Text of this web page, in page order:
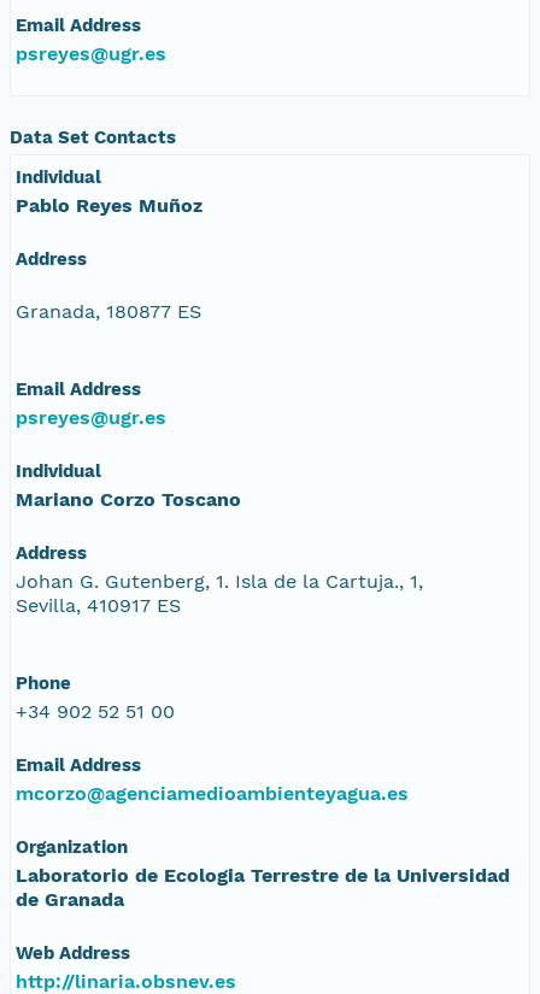
Email Address
psreyes@ugr.es
Data Set Contacts
Individual
Pablo Reyes Muñoz
Address
Granada, 180877 ES
Email Address
psreyes@ugr.es
Individual
Mariano Corzo Toscano
Address
Johan G. Gutenberg, 1. Isla de la Cartuja., 1,
Sevilla, 410917 ES
Phone
+34 902 52 51 00
Email Address
mcorzo@agenciamedioambienteyagua.es
Organization
Laboratorio de Ecologia Terrestre de la Universidad
de Granada
Web Address
http://linaria.obsnev.es